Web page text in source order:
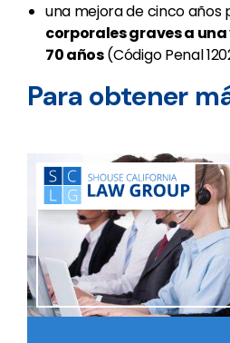
una mejora de cinco años
corporales graves a
70 años(Código Penal
Para obtener